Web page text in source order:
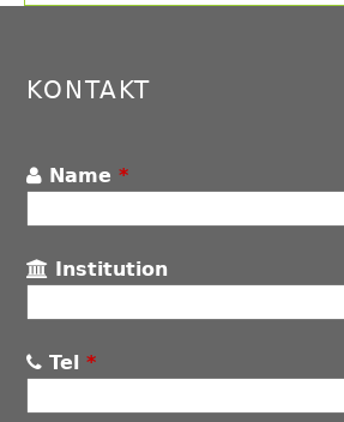
to
KONTAKT
Name*
Institution
Tel*